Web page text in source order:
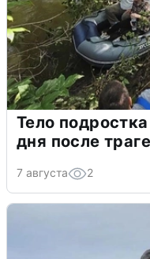
Тело
дня после
7 августа 2